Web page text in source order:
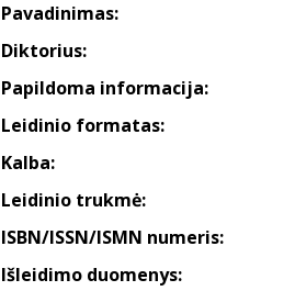
Pavadinimas:
Diktorius:
Papildoma informacija:
Leidinio formatas:
Kalba:
Leidinio trukmė:
ISBN/ISSN/ISMN numeris:
Išleidimo duomenys: